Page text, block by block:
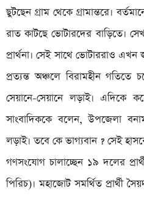
ছুটছেন গ্রাম থেকে গ্রামান্তরে।
রাত কাটছে ভোটারদের বাড়িতে।
প্রার্থনা। সেই সাথে ভোটাররাও
প্রত্যন্ত অঞ্চলে বিরামহীন গতিতে
সেয়ানে-সেয়ানে লড়াই। এদিকে
সাংবাদিককে বলেন, উপজেলা
লড়াই। তবে কে ভাগ্যবান ? সেই
গণসংযোগ চালাচ্ছেন ১৯ দলের
পিরিচ)। মহাজোট সমর্থিত প্রার্থী